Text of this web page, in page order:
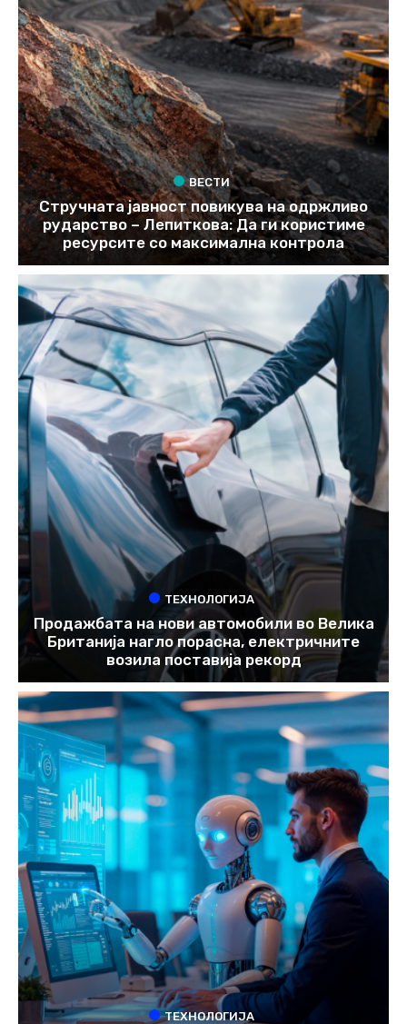
ВЕСТИ
Стручната јавност повикува на одржливо
рударство – Лепиткова: Да ги користиме
ресурсите со максимална контрола
ТЕХНОЛОГИЈА
Продажбата на нови автомобили во Велика
Британија нагло порасна, електричните
возила поставија рекорд
ТЕХНОЛОГИЈА